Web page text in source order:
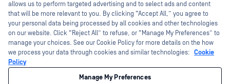
Zertifizierung
Technologie-Partner
Partner Programm
©2026 OPSWAT . Alle Rechte vorbehalten. OPSWAT, MetaDefender, Metascan,
MetaAccess, das OPSWAT , Trust no File. Trust No Device., OPSWAT , Protecting the
World's Critical Infrastructure, Deep CDR™ Technology, InQuest, das InQuest-Logo,
DFI, RetroHunt, Deep File Inspection und Join the Hunt sind Marken von OPSWAT .
allows us to perform targeted advertising and to select ads and content
that will be more relevant to you. By clicking “Accept All,” you agree to
your personal data being processed by all cookies and other technologies
on our website. Click “Reject All” to refuse, or “Manage My Preferences” to
manage your choices. See our Cookie Policy for more details on the how
we process your data through cookies and similar technologies: Cookie
Policy
Manage My Preferences